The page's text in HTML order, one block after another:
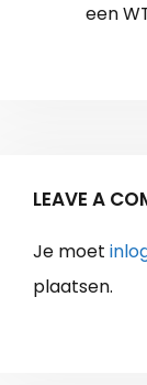
een
LEAVE A
Je moet
plaatsen.